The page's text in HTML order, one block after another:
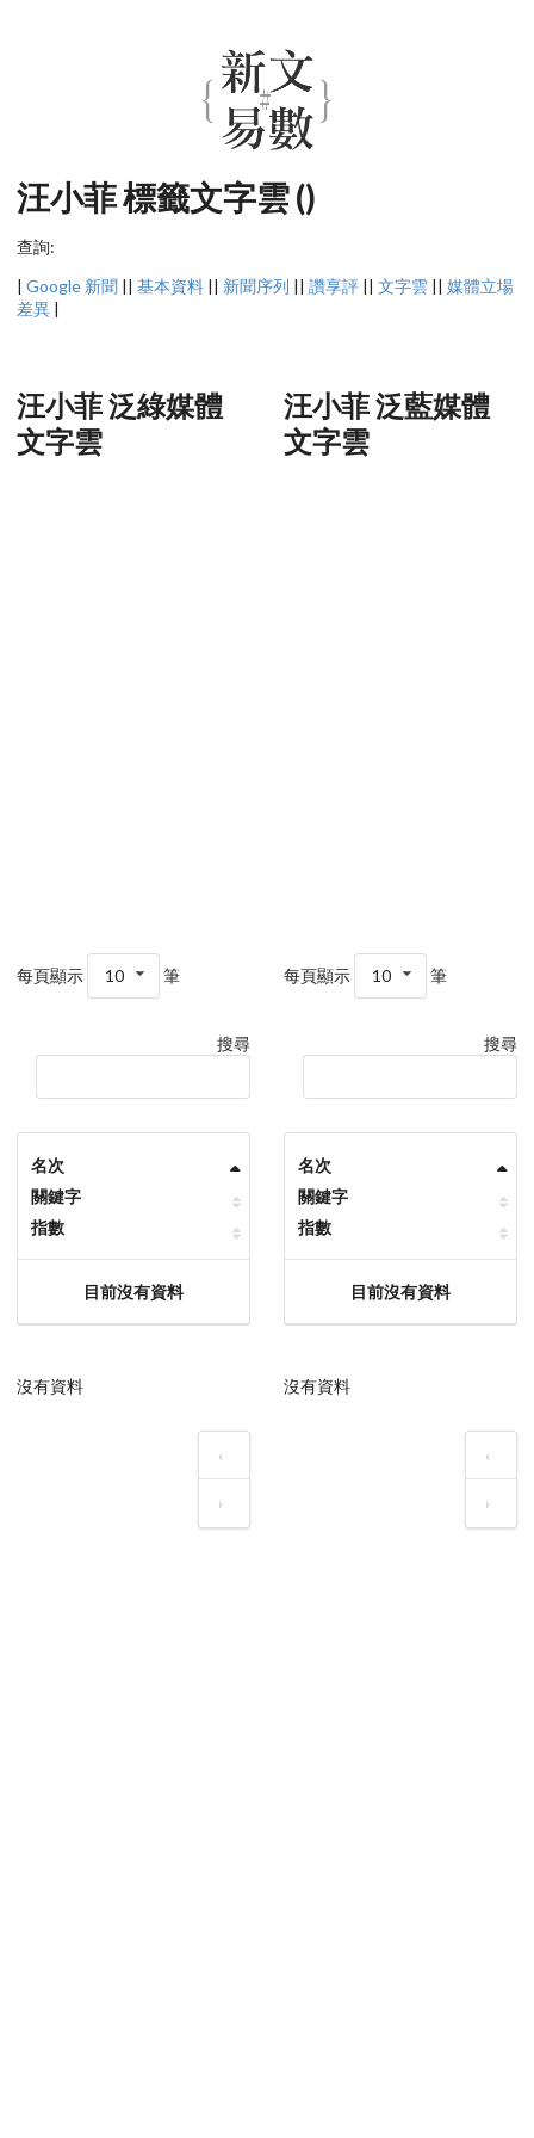
汪小菲 標籤文字雲 ()
查詢:
| Google 新聞 || 基本資料 || 新聞序列 || 讚享評 || 文字雲 || 媒體立場
差異 |
汪小菲 泛綠媒體
文字雲
每頁顯示 10 筆
搜尋
名次
關鍵字
指數
目前沒有資料
沒有資料
‹
›
汪小菲 泛藍媒體
文字雲
每頁顯示 10 筆
搜尋
名次
關鍵字
指數
目前沒有資料
沒有資料
‹
›